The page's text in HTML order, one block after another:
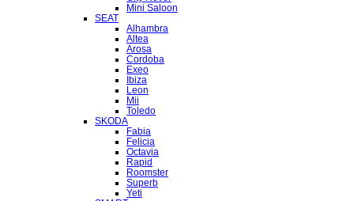
Mini Saloon
SEAT
Alhambra
Altea
Arosa
Cordoba
Exeo
Ibiza
Leon
Mii
Toledo
SKODA
Fabia
Felicia
Octavia
Rapid
Roomster
Superb
Yeti